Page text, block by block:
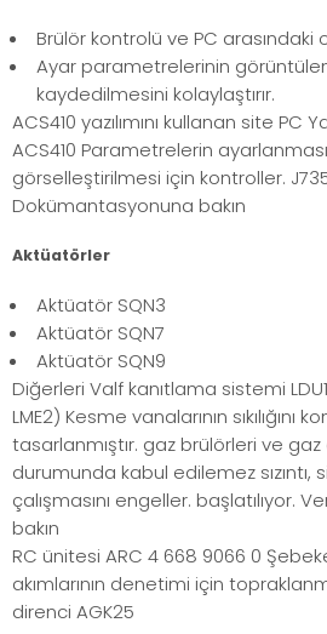
Brülör kontrolü ve PC arasındaki
Ayar parametrelerinin
kaydedilmesini kolaylaştırır.
ACS410 yazılımını kullanan site PC
ACS410 Parametrelerin
görselleştirilmesi için kontroller.
Dokümantasyonuna bakın
Aktüatörler
Aktüatör SQN3
Aktüatör SQN7
Aktüatör SQN9
Diğerleri Valf kanıtlama sistemi
LME2) Kesme vanalarının sıkılığını
tasarlanmıştır. gaz brülörleri ve gaz
durumunda kabul edilemez sızıntı,
çalışmasını engeller. başlatılıyor.
bakın
RC ünitesi ARC 4 668 9066 0
akımlarının denetimi için
direnci AGK25